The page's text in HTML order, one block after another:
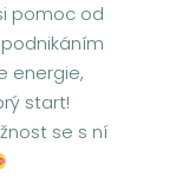
pomoc od
energie,
start!
se s ní